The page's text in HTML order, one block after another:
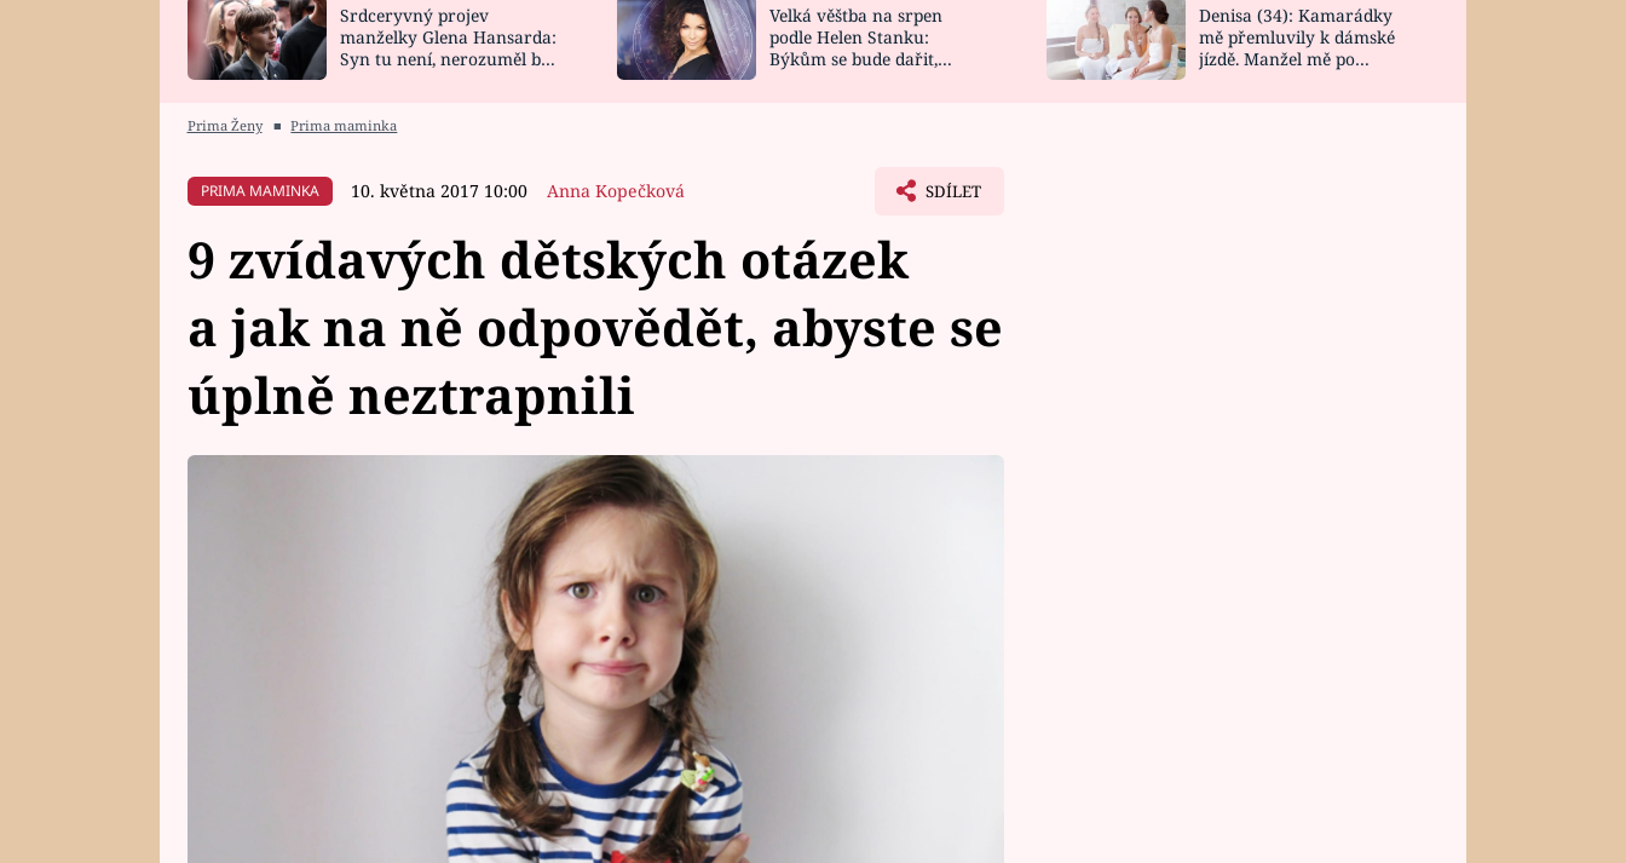
HOROSKOP NA
CELEBRITY
VAŘENÍ
NOVINKY
VIDEORECEPTY
DESIGN
Srdceryvný projev
manželky Glena Hansarda:
Syn tu není, nerozuměl by
Velká věštba na srpen
podle Helen Stanku:
Býkům se bude dařit,
Denisa (34): Kamarádky
mě přemluvily k dámské
jízdě. Manžel mě po
Prima Ženy ■ Prima maminka
PRIMA MAMINKA 10. května 2017 10:00 Anna Kopečková SDÍLET
9 zvídavých dětských otázek
a jak na ně odpovědět, abyste se
úplně neztrapnili